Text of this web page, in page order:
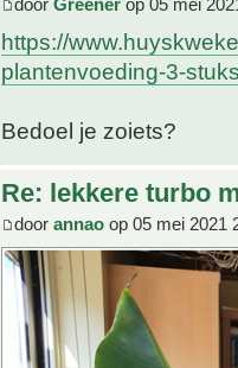
door Greener op 05 mei
https://
plantenvoeding-3-
Bedoel je zoiets?
Re: lekkere turbo
door annao op 05 mei 2021